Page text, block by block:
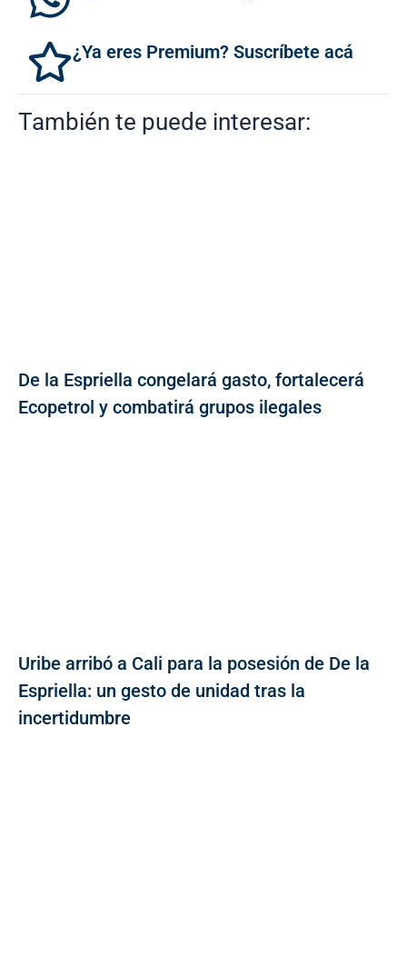
¿Ya eres Premium? Suscríbete acá
También te puede interesar:
De la Espriella congelará gasto, fortalecerá
Ecopetrol y combatirá grupos ilegales
Uribe arribó a Cali para la posesión de De la
Espriella: un gesto de unidad tras la
incertidumbre